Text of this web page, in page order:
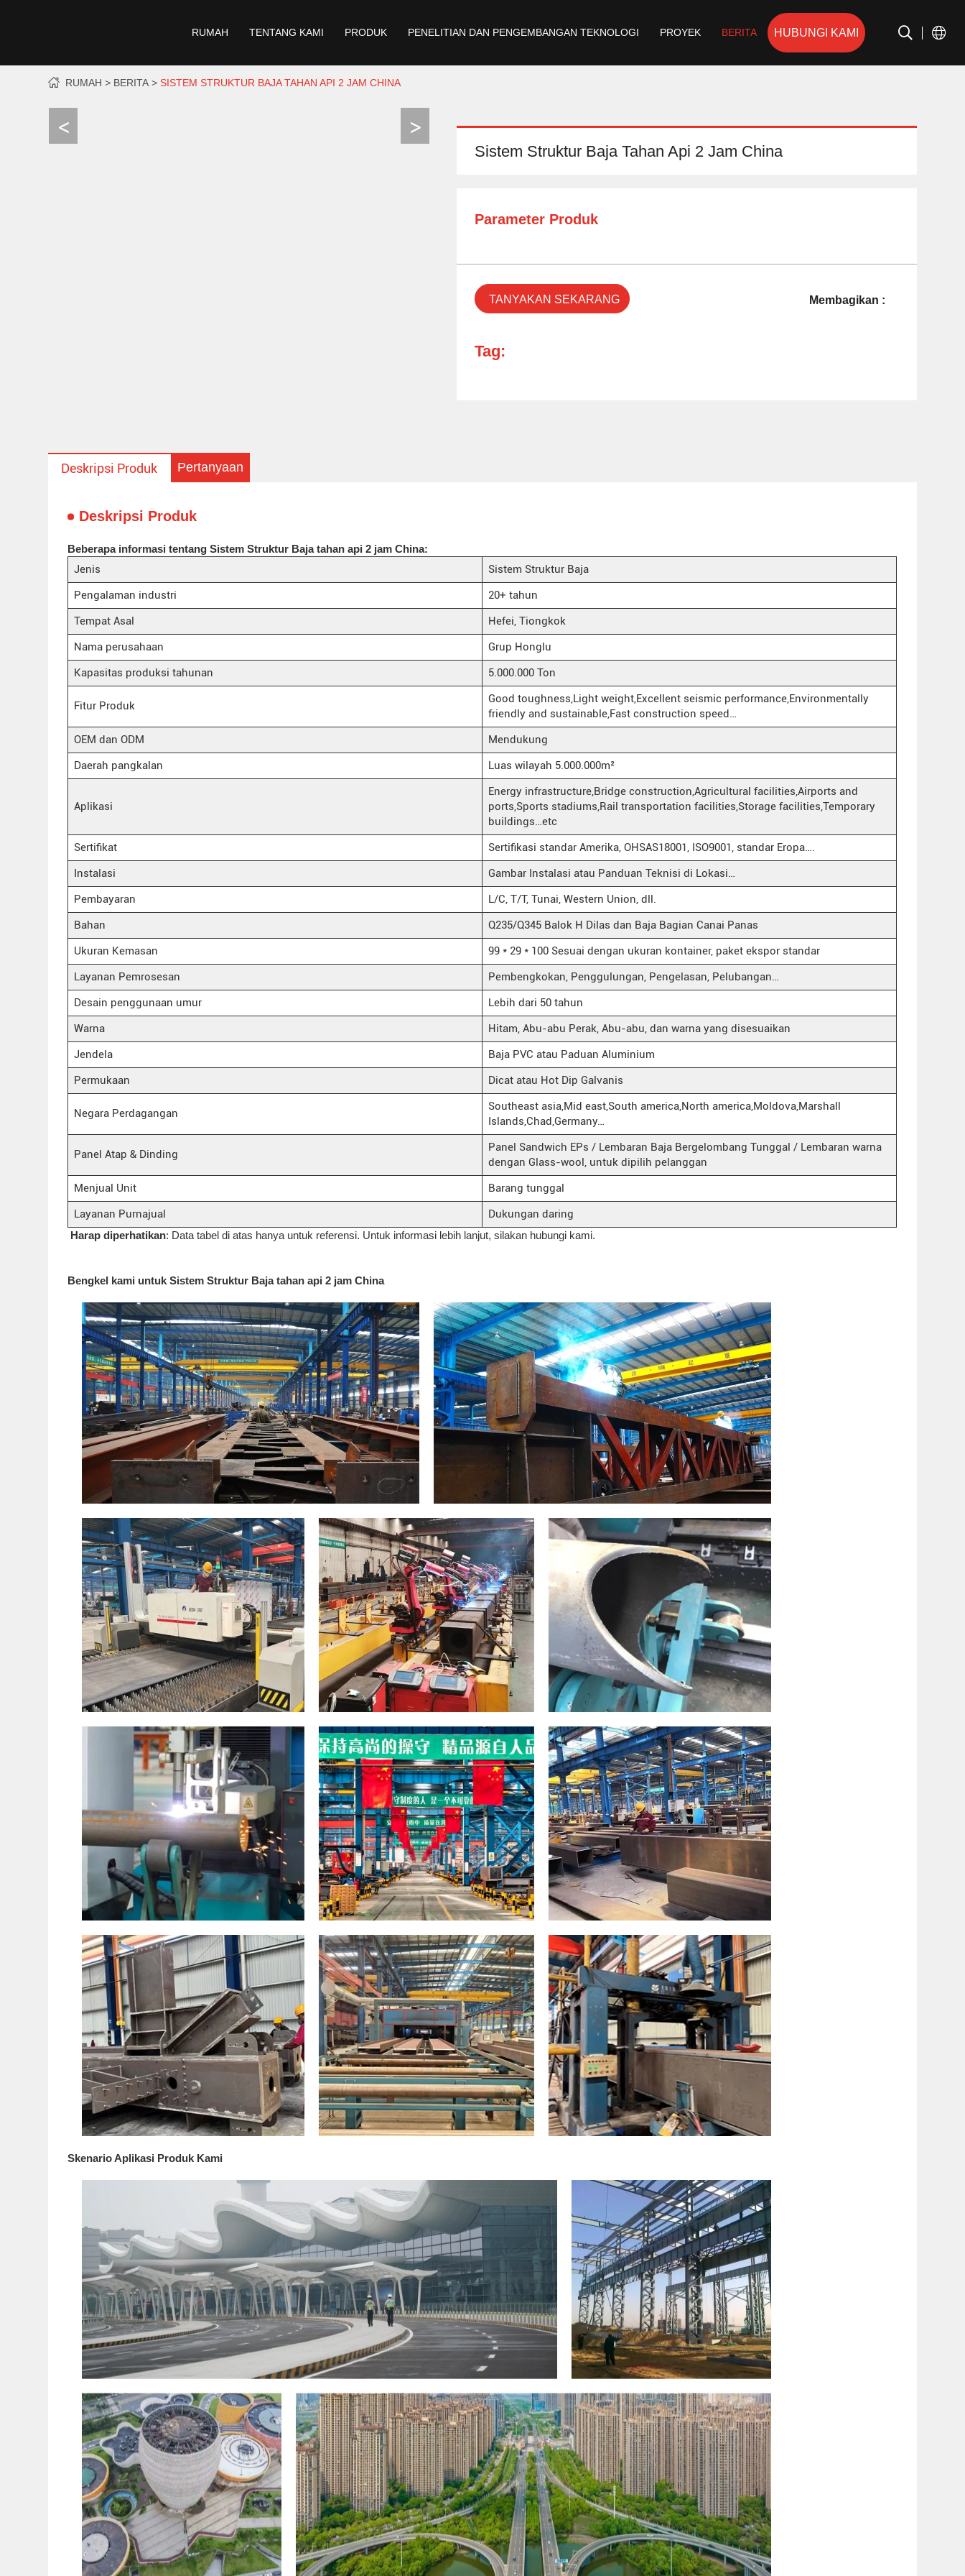
RUMAH TENTANG KAMI PRODUK PENELITIAN DAN PENGEMBANGAN TEKNOLOGI PROYEK BERITA HUBUNGI KAMI
RUMAH BERITA SISTEM STRUKTUR BAJA TAHAN API 2 JAM CHINA
Sistem Struktur Baja Tahan Api 2 Jam China
Parameter Produk
TANYAKAN SEKARANG Membagikan :
Tag:
Deskripsi Produk Pertanyaan
Deskripsi Produk
Beberapa informasi tentang Sistem Struktur Baja tahan api 2 jam China:
Jenis
Sistem Struktur Baja
Pengalaman industri
20+ tahun
Tempat Asal
Hefei, Tiongkok
Nama perusahaan
Grup Honglu
Kapasitas produksi tahunan
5.000.000 Ton
Fitur Produk
Good toughness,Light weight,Excellent seismic performance,Environmentally
friendly and sustainable,Fast construction speed…
OEM dan ODM
Mendukung
Daerah pangkalan
Luas wilayah 5.000.000m²
Aplikasi
Energy infrastructure,Bridge construction,Agricultural facilities,Airports and
ports,Sports stadiums,Rail transportation facilities,Storage facilities,Temporary
buildings…etc
Sertifikat
Sertifikasi standar Amerika, OHSAS18001, ISO9001, standar Eropa….
Instalasi
Gambar Instalasi atau Panduan Teknisi di Lokasi…
Pembayaran
L/C, T/T, Tunai, Western Union, dll.
Bahan
Q235/Q345 Balok H Dilas dan Baja Bagian Canai Panas
Ukuran Kemasan
99 * 29 * 100 Sesuai dengan ukuran kontainer, paket ekspor standar
Layanan Pemrosesan
Pembengkokan, Penggulungan, Pengelasan, Pelubangan…
Desain penggunaan umur
Lebih dari 50 tahun
Warna
Hitam, Abu-abu Perak, Abu-abu, dan warna yang disesuaikan
Jendela
Baja PVC atau Paduan Aluminium
Permukaan
Dicat atau Hot Dip Galvanis
Negara Perdagangan
Southeast asia,Mid east,South america,North america,Moldova,Marshall
Islands,Chad,Germany…
Panel Atap & Dinding
Panel Sandwich EPs / Lembaran Baja Bergelombang Tunggal / Lembaran warna
dengan Glass-wool, untuk dipilih pelanggan
Menjual Unit
Barang tunggal
Layanan Purnajual
Dukungan daring
Harap diperhatikan: Data tabel di atas hanya untuk referensi. Untuk informasi lebih lanjut, silakan hubungi kami.
Bengkel kami untuk Sistem Struktur Baja tahan api 2 jam China
Skenario Aplikasi Produk Kami